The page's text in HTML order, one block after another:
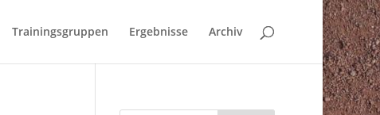
Trainingsgruppen Ergebnisse Archiv